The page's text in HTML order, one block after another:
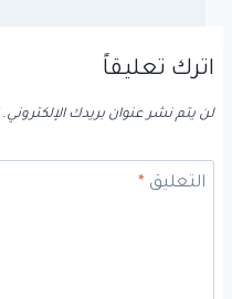
اترك تعليقاً
لن يتم نشر عنوان بريدك الإلكتروني.
التعليق*